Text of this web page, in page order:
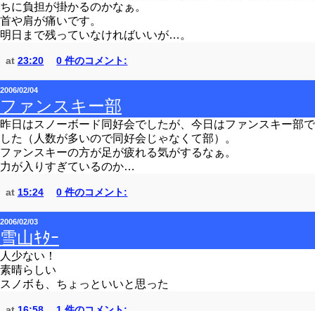
ちに負担が掛かるのかなぁ。
首や肩が痛いです。
明日まで残っていなければいいが…。
at 23:20 0 件のコメント:
2006/02/04
ファンスキー部
昨日はスノーボード同好会でしたが、今日はファンスキー部で
した（人数が多いので同好会じゃなくて部）。
ファンスキーの方が足が疲れる気がするなぁ。
力が入りすぎているのか…
at 15:24 0 件のコメント:
2006/02/03
雪山ｷﾀｰ
人少ない！
素晴らしい
スノボも、ちょっといいと思った